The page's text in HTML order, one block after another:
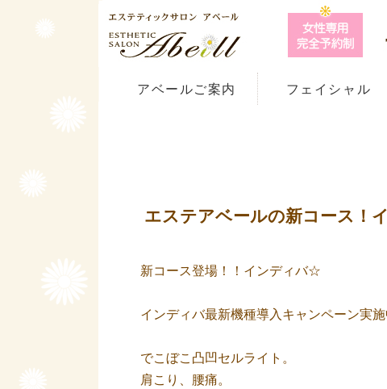
アベールご案内 フェイシャル
エステアベールの新コース！
新コース登場！！インディバ☆
インディバ最新機種導入キャンペーン実施
でこぼこ凸凹セルライト。
肩こり、腰痛。